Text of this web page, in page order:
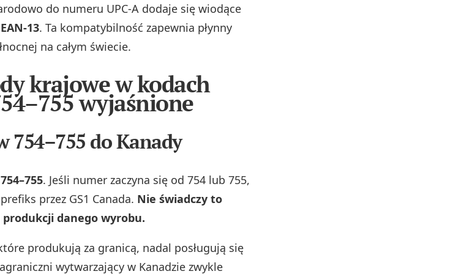
do numeru UPC-A dodaje się wiodące
EAN-13. Ta kompatybilność zapewnia płynny
na całym świecie.
krajowe w kodach
wyjaśnione
754–755 do Kanady
754–755. Jeśli numer zaczyna się od 754 lub 755,
przez GS1 Canada. Nie świadczy to
danego wyrobu.
produkują za granicą, nadal posługują się
wytwarzający w Kanadzie zwykle